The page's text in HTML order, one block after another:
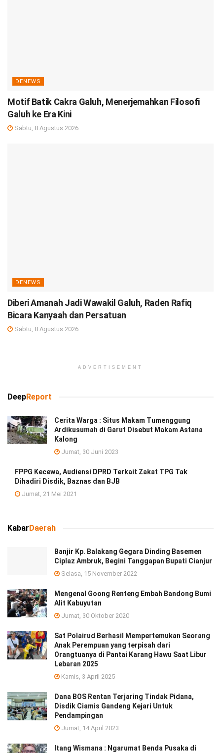
DENEWS
Motif Batik Cakra Galuh, Menerjemahkan Filosofi
Galuh ke Era Kini
Sabtu, 8 Agustus 2026
DENEWS
Diberi Amanah Jadi Wawakil Galuh, Raden Rafiq
Bicara Kanyaah dan Persatuan
Sabtu, 8 Agustus 2026
ADVERTISEMENT
DeepReport
Cerita Warga : Situs Makam Tumenggung
Ardikusumah di Garut Disebut Makam Astana
Kalong
Jumat, 30 Juni 2023
FPPG Kecewa, Audiensi DPRD Terkait Zakat TPG Tak
Dihadiri Disdik, Baznas dan BJB
Jumat, 21 Mei 2021
Kabar Daerah
Banjir Kp. Balakang Gegara Dinding Basemen
Ciplaz Ambruk, Begini Tanggapan Bupati Cianjur
Selasa, 15 November 2022
Mengenal Goong Renteng Embah Bandong Bumi
Alit Kabuyutan
Jumat, 30 Oktober 2020
Sat Polairud Berhasil Mempertemukan Seorang
Anak Perempuan yang terpisah dari
Orangtuanya di Pantai Karang Hawu Saat Libur
Lebaran 2025
Kamis, 3 April 2025
Dana BOS Rentan Terjaring Tindak Pidana,
Disdik Ciamis Gandeng Kejari Untuk
Pendampingan
Jumat, 14 April 2023
Itang Wismana : Ngarumat Benda Pusaka di